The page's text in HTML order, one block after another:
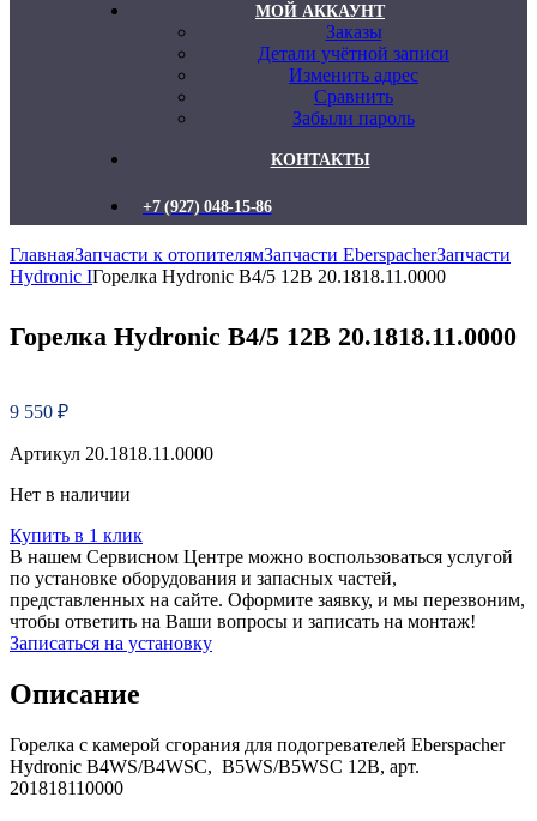
МОЙ АККАУНТ
Заказы
Детали учётной записи
Изменить адрес
Сравнить
Забыли пароль
КОНТАКТЫ
+7 (927) 048-15-86
ГлавнаяЗапчасти к отопителямЗапчасти EberspacherЗапчасти
Hydronic IГорелка Hydronic B4/5 12В 20.1818.11.0000
Горелка Hydronic B4/5 12В 20.1818.11.0000
9 550 ₽
Артикул 20.1818.11.0000
Нет в наличии
Купить в 1 клик
В нашем Сервисном Центре можно воспользоваться услугой
по установке оборудования и запасных частей,
представленных на сайте. Оформите заявку, и мы перезвоним,
чтобы ответить на Ваши вопросы и записать на монтаж!
Записаться на установку
Описание
Горелка с камерой сгорания для подогревателей Eberspacher
Hydronic B4WS/B4WSC, B5WS/B5WSC 12В, арт.
201818110000